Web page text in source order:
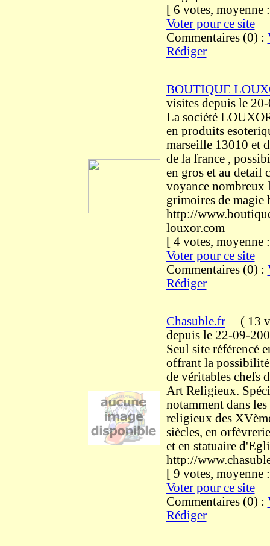
[ 6 votes,
Voter pour ce site
Commentaires (0) :
Rédiger
BOUTIQUE
visites depuis le
La société
en produits
marseille 13010 et
de la france ,
en gros et au detail
voyance nombreux
grimoires de magie
http://
louxor.com
[ 4 votes,
Voter pour ce site
Commentaires (0) :
Rédiger
Chasuble.fr(13
depuis le 22-09-
Seul site référencé
offrant la
de véritables chefs
Art Religieux.
notamment dans les
religieux des
siècles, en
et en statuaire
http://
[ 9 votes,
Voter pour ce site
Commentaires (0) :
Rédiger